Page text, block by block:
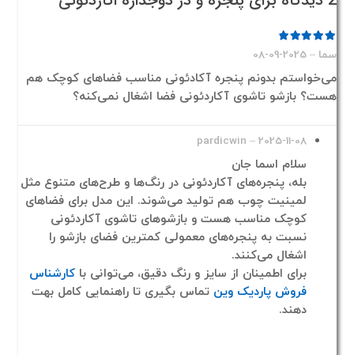
امتیاز5 از 5 سما–
2025-09-08
می‌خواستم بدونم پنجره آکادئونی مناسب فضاهای کوچک هم
هست؟ بازشو تاشوی آکاردئونی فضا اشغال نمی‌کنه؟
pardicwin – 2025-11-08
سلام اسما جان
بله، پنجره‌های آکاردئونی در رنگ‌ها و طرح‌های متنوع مثل
لمینیت چوب هم تولید می‌شوند. این مدل برای فضاهای
کوچک مناسب هست و بازشوهای تاشوی آکاردئونی
نسبت به پنجره‌های معمولی کمترین فضای بازشو را
اشغال می‌کنند.
برای اطمینان از سایز و رنگ دقیق، می‌توانی با کارشناس
فروش پاردیک وین تماس بگیری تا راهنمایی کامل بهت
دهند.